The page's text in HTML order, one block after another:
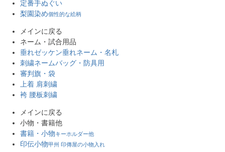
定番手ぬぐい
梨園染め個性的な絵柄
メインに戻る
ネーム・試合用品
垂れゼッケン垂れネーム・名札
刺繍ネームバッグ・防具用
審判旗・袋
上着 肩刺繍
袴 腰板刺繍
メインに戻る
小物・書籍他
書籍・小物キーホルダー他
印伝小物甲州 印傳屋の小物入れ